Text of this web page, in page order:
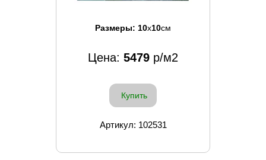
Размеры: 10x10см
Цена: 5479 р/м2
Купить
Артикул: 102531